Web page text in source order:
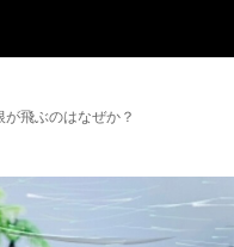
が飛ぶのはなぜか？